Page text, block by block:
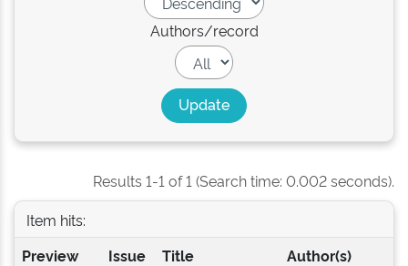
Authors/record
Results 1-1 of 1 (Search time: 0.002 seconds).
Item hits:
Preview
Issue
Title Author(s)